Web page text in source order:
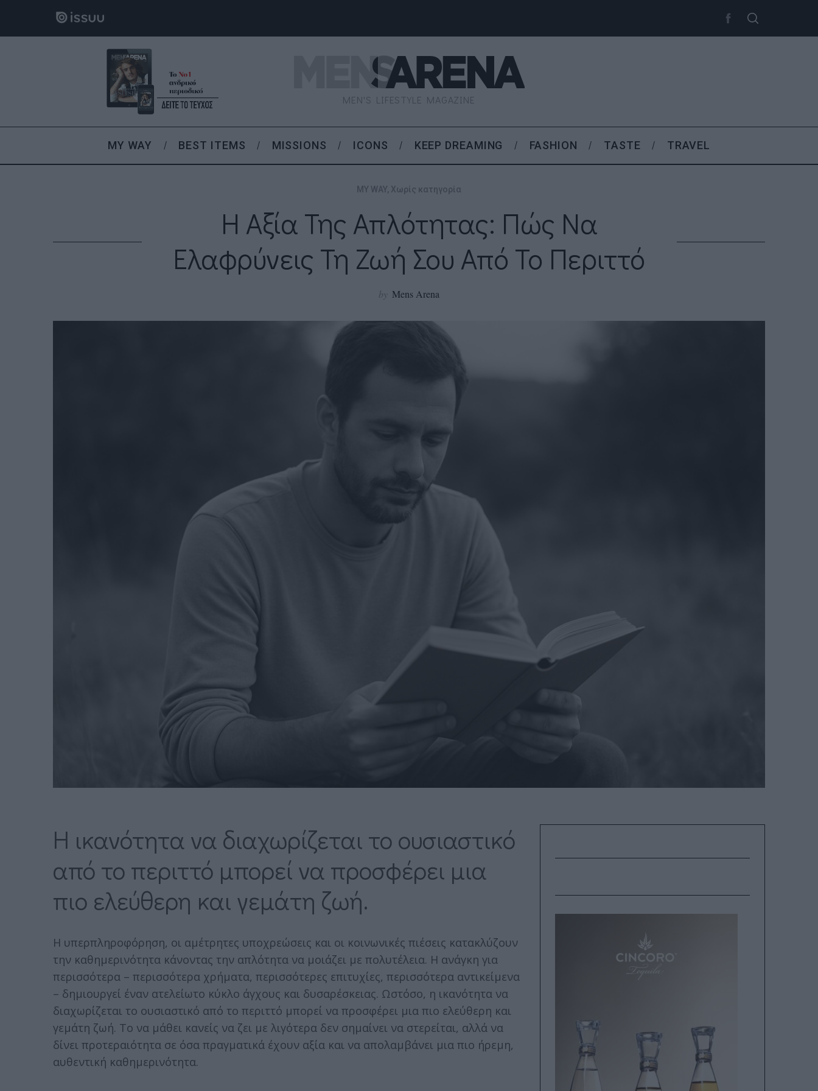
MEN'S LIFESTYLE MAGAZINE
MY WAY BEST ITEMS MISSIONS ICONS KEEP DREAMING FASHION TASTE TRAVEL
MY WAY, Χωρίς κατηγορία
Η Αξία Της Απλότητας: Πώς Να
Ελαφρύνεις Τη Ζωή Σου Από Το Περιττό
by Mens Arena
Η ικανότητα να διαχωρίζεται το ουσιαστικό
από το περιττό μπορεί να προσφέρει μια
πιο ελεύθερη και γεμάτη ζωή.
Η υπερπληροφόρηση, οι αμέτρητες υποχρεώσεις και οι κοινωνικές πιέσεις κατακλύζουν
την καθημερινότητα κάνοντας την απλότητα να μοιάζει με πολυτέλεια. Η ανάγκη για
περισσότερα – περισσότερα χρήματα, περισσότερες επιτυχίες, περισσότερα αντικείμενα
– δημιουργεί έναν ατελείωτο κύκλο άγχους και δυσαρέσκειας. Ωστόσο, η ικανότητα να
διαχωρίζεται το ουσιαστικό από το περιττό μπορεί να προσφέρει μια πιο ελεύθερη και
γεμάτη ζωή. Το να μάθει κανείς να ζει με λιγότερα δεν σημαίνει να στερείται, αλλά να
δίνει προτεραιότητα σε όσα πραγματικά έχουν αξία και να απολαμβάνει μια πιο ήρεμη,
αυθεντική καθημερινότητα.